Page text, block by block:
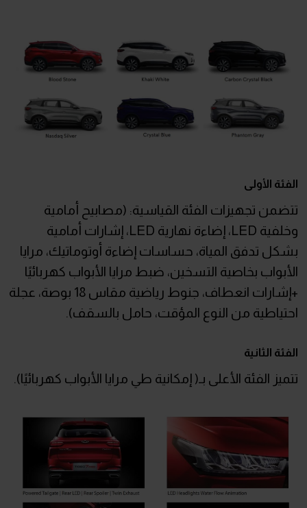
الفئة الأولى
تتضمن تجهيزات الفئة القياسية: (مصابيح أمامية
وخلفية LED، إضاءة نهارية LED، إشارات أمامية
بشكل تدفق المياة، حساسات إضاءة أوتوماتيك، مرايا
الأبواب بخاصية التسخين، ضبط مرايا الأبواب كهربائيًا
+إشارات انعطاف، جنوط رياضية مقاس 18 بوصة، عجلة
احتياطية من النوع المؤقت، حامل بالسقف).
الفئة الثانية
تتميز الفئة الأعلى بـ( إمكانية طي مرايا الأبواب كهربائيًا).